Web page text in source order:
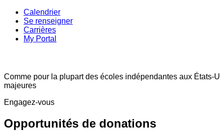
Calendrier
Se renseigner
Carrières
My Portal
Comme pour la plupart des écoles indépendantes aux États-
majeures
Engagez-vous
Opportunités de donations